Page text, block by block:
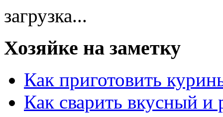
загрузка...
Хозяйке на заметку
Как приготовить
Как сварить вкусный и